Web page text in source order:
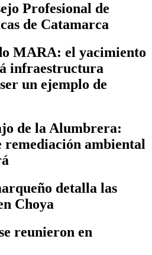
Profesional de
de Catamarca
MARA: el yacimiento
infraestructura
un ejemplo de
de la Alumbrera:
remediación ambiental
detalla las
Choya
reunieron en